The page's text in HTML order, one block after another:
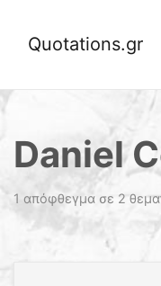
Quotations.gr
Daniel
1 απόφθεγμα σε 2